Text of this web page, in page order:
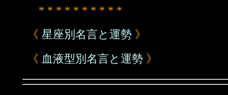
* * * * * * * * * *
《 星座別名言と運勢 》
《 血液型別名言と運勢 》